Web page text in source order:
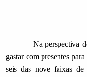
Na perspectiva
gastar com presentes
seis das nove faixas de